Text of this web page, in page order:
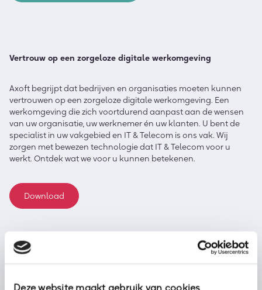
Deze website maakt gebruik van cookies
Vertrouw op een zorgeloze digitale werkomgeving
Axoft begrijpt dat bedrijven en organisaties moeten kunnen
vertrouwen op een zorgeloze digitale werkomgeving. Een
werkomgeving die zich voortdurend aanpast aan de wensen
van uw organisatie, uw werknemer én uw klanten. U bent de
specialist in uw vakgebied en IT & Telecom is ons vak. Wij
zorgen met bewezen technologie dat IT & Telecom voor u
werkt. Ontdek wat we voor u kunnen betekenen.
Download